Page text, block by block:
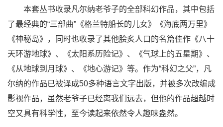
本套丛书收录凡尔纳老爷子的全部科幻作品，其中包括
了最经典的“三部曲”《格兰特船长的儿女》《海底两万里》
《神秘岛》，同时也收录了其他脍炙人口的名篇佳作《八十
天环游地球》、《太阳系历险记》、《气球上的五星期》、
《从地球到月球》、《地心游记》等。作为“科幻之父”，凡
尔纳的作品已被译成50多种语言文字出版，并被多次改编成
影视作品，虽然老爷子已经离我们远去，但他的作品超越时
空又具有科学性，至今读起来依然令人趣味盎然。